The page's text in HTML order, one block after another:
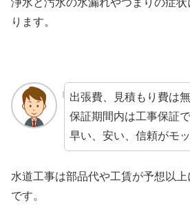
浄水と汚水の水漏れやつまりの症
ります。
出張費、見積もり費は
保証期間内は工事保証
早い、安い、信頼がモ
水道工事は部品代や工賃が予想以
です。